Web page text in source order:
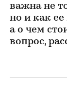
важна не
но и как ее
а о чем
вопрос,